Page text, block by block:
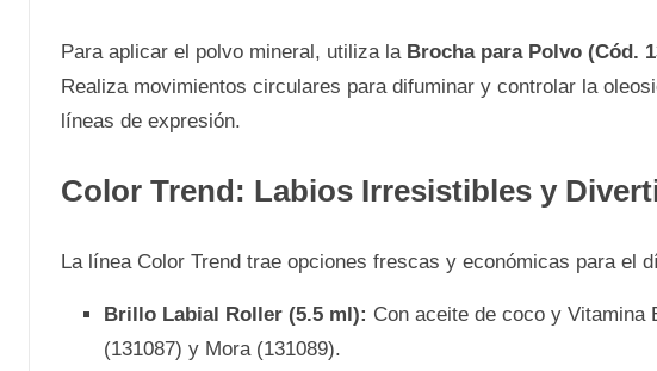
Para aplicar el polvo mineral, utiliza la Brocha para Polvo (Cód.
Realiza movimientos circulares para difuminar y controlar la
líneas de expresión.
Color Trend: Labios Irresistibles y
La línea Color Trend trae opciones frescas y económicas para el
Brillo Labial Roller (5.5 ml): Con aceite de coco y Vitamina
(131087) y Mora (131089).